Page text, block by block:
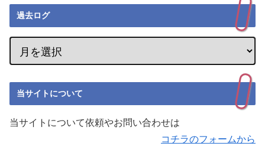
過去ログ
当サイトについて
当サイトについて依頼やお問い合わせは
コチラのフォームから